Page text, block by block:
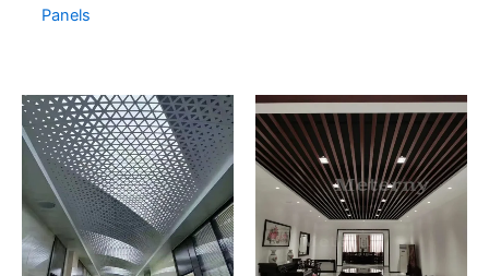
Panels